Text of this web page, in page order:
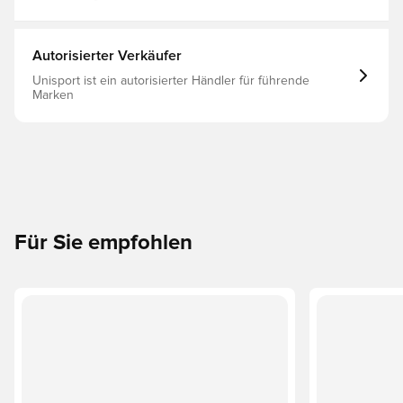
Autorisierter Verkäufer
Unisport ist ein autorisierter Händler für führende
Marken
Für Sie empfohlen